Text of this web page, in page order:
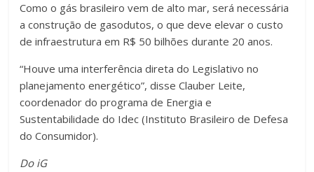
Como o gás brasileiro vem de alto mar, será necessária
a construção de gasodutos, o que deve elevar o custo
de infraestrutura em R$ 50 bilhões durante 20 anos.
“Houve uma interferência direta do Legislativo no
planejamento energético”, disse Clauber Leite,
coordenador do programa de Energia e
Sustentabilidade do Idec (Instituto Brasileiro de Defesa
do Consumidor).
Do iG